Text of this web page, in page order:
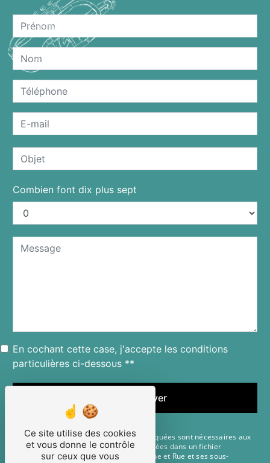
Combien font dix plus sept
En cochant cette case, j'accepte les conditions
particulières ci-dessous **
Envoyer
** Les données personnelles communiquées sont nécessaires aux
fins de vous contacter et sont enregistrées dans un fichier
informatisé. Elles sont destinées à Scène et Rue et ses sous-
Ce site utilise des cookies
et vous donne le contrôle
sur ceux que vous